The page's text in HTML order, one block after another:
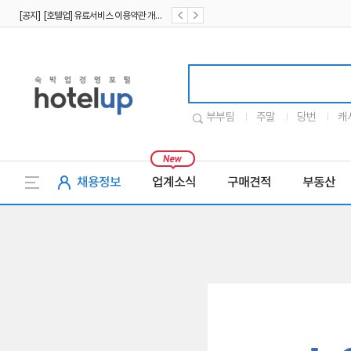
부부팀 주말 당번 캐
채용정보 업계소식 구매견적 부동산